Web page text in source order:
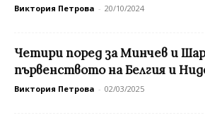
Виктория Петрова - 20/10/2024
Четири поред за Минчев и
първенството на Белгия и
Виктория Петрова - 02/03/2025